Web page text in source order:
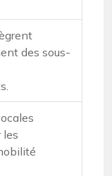
des sous-
les